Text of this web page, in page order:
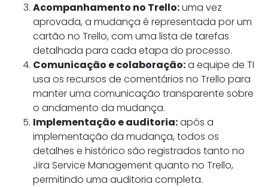
Acompanhamento no Trello:uma vez
aprovada, a mudança é representada por um
cartão no Trello, com uma lista de tarefas
detalhada para cada etapa do processo.
Comunicação e colaboração:a equipe de TI
usa os recursos de comentários no Trello para
manter uma comunicação transparente sobre
o andamento da mudança.
Implementação e auditoria:após a
implementação da mudança, todos os
detalhes e histórico são registrados tanto no
Jira Service Management quanto no Trello,
permitindo uma auditoria completa.